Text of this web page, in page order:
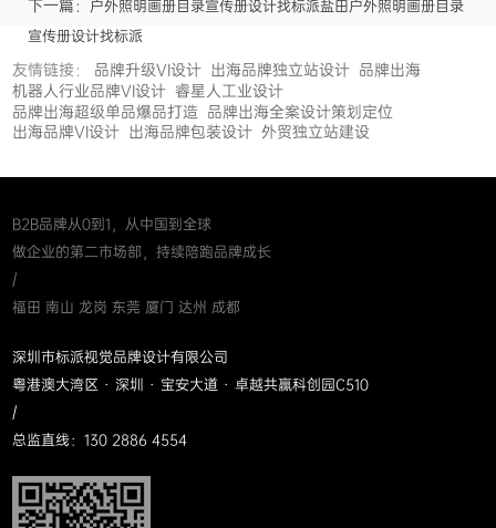
下一篇： 户外照明画册目录宣传册设计找标派盐田户外照明画册目录
宣传册设计找标派
友情链接： 品牌升级VI设计 出海品牌独立站设计 品牌出海
机器人行业品牌VI设计 睿星人工业设计
品牌出海超级单品爆品打造 品牌出海全案设计策划定位
出海品牌VI设计 出海品牌包装设计 外贸独立站建设
B2B品牌从0到1，从中国到全球
做企业的第二市场部，持续陪跑品牌成长
/
福田 南山 龙岗 东莞 厦门 达州 成都
深圳市标派视觉品牌设计有限公司
粤港澳大湾区 · 深圳 · 宝安大道 · 卓越共赢科创园C510
/
总监直线：130 2886 4554